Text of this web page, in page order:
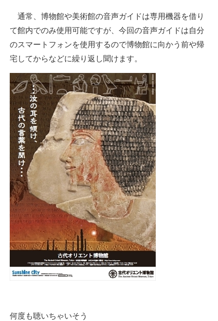
エレクトロニクス専門サイト
電子設計の基本と応用
エネルギーの専門メディア
建設×テクノロジーの最前線
ちょっと気になるネットの話題
通常、博物館や美術館の音声ガイドは専用機器を借り
て館内でのみ使用可能ですが、今回の音声ガイドは自分
のスマートフォンを使用するので博物館に向かう前や帰
宅してからなどに繰り返し聞けます。
何度も聴いちゃいそう